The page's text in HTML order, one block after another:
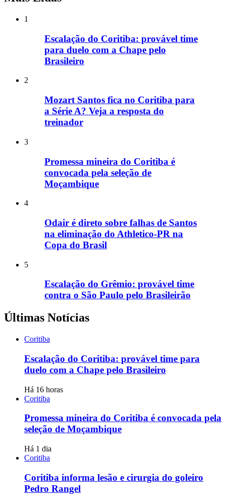
1
Escalação do Coritiba: provável time
para duelo com a Chape pelo
Brasileiro
2
Mozart Santos fica no Coritiba para
a Série A? Veja a resposta do
treinador
3
Promessa mineira do Coritiba é
convocada pela seleção de
Moçambique
4
Odair é direto sobre falhas de Santos
na eliminação do Athletico-PR na
Copa do Brasil
5
Escalação do Grêmio: provável time
contra o São Paulo pelo Brasileirão
Últimas Notícias
Coritiba
Escalação do Coritiba: provável time para
duelo com a Chape pelo Brasileiro
Há 16 horas
Coritiba
Promessa mineira do Coritiba é convocada pela
seleção de Moçambique
Há 1 dia
Coritiba
Coritiba informa lesão e cirurgia do goleiro
Pedro Rangel